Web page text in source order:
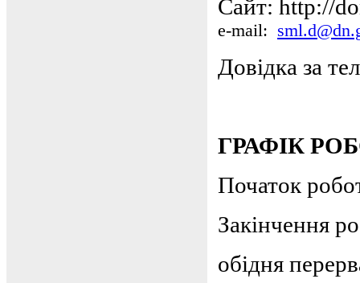
Сайт: http://
e-mail:
Довідка за
ГРАФІК
Початок
Закінчення
обідня